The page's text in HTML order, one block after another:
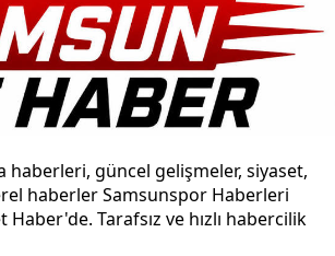
haberleri, güncel gelişmeler, siyaset,
haberler Samsunspor Haberleri
Haber'de. Tarafsız ve hızlı habercilik